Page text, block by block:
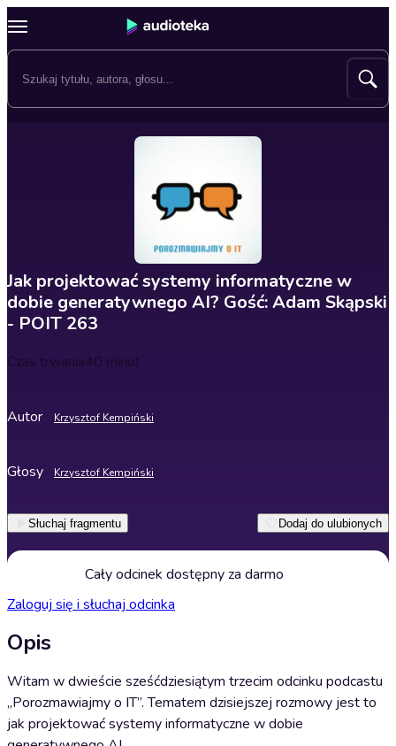
Jak projektować systemy informatyczne w
dobie generatywnego AI? Gość: Adam Skąpski
- POIT 263
Czas trwania40 minut
Autor Krzysztof Kempiński
Głosy Krzysztof Kempiński
Słuchaj fragmentu Dodaj do ulubionych
Cały odcinek dostępny za darmo
Zaloguj się i słuchaj odcinka
Opis
Witam w dwieście sześćdziesiątym trzecim odcinku podcastu
„Porozmawiajmy o IT”. Tematem dzisiejszej rozmowy jest to
jak projektować systemy informatyczne w dobie